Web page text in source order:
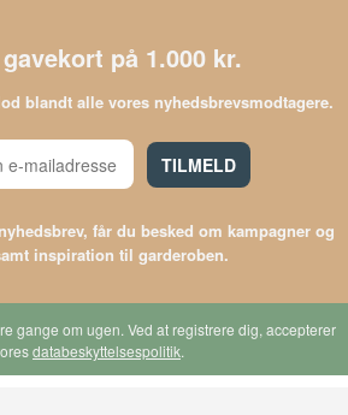
på 1.000 kr.
blandt alle vores nyhedsbrevsmodtagere.
TILMELD
får du besked om kampagner og
inspiration til garderoben.
gange om ugen. Ved at registrere dig, accepterer
databeskyttelsespolitik.